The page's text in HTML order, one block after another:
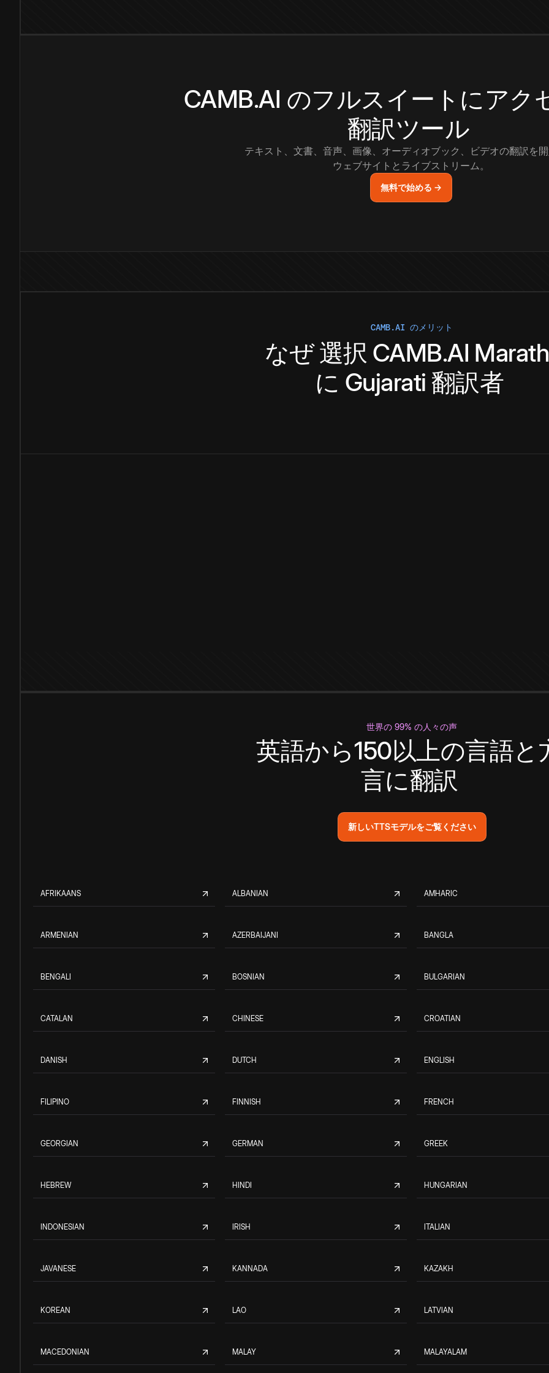
CAMB.AI のフルスイートにアク
翻訳ツール
テキスト、文書、音声、画像、オーディオブック、ビデオの翻訳を
ウェブサイトとライブストリーム。
無料で始める →
CAMB.AI のメリット
なぜ選択 CAMB.AI
に Gujarati 翻訳者
世界の 99% の人々の声
英語から150以上の言語と
言に翻訳
新しいTTSモデルをご覧ください
AFRIKAANS ALBANIAN AMHARIC
ARMENIAN AZERBAIJANI BANGLA
BENGALI BOSNIAN BULGARIAN
CATALAN CHINESE CROATIAN
DANISH DUTCH ENGLISH
FILIPINO FINNISH FRENCH
GEORGIAN GERMAN GREEK
HEBREW HINDI HUNGARIAN
INDONESIAN IRISH ITALIAN
JAVANESE KANNADA KAZAKH
KOREAN LAO LATVIAN
MACEDONIAN MALAY MALAYALAM